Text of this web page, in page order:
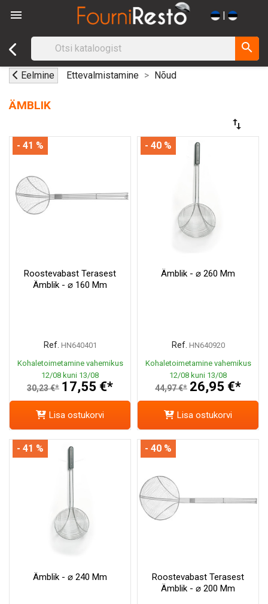
 |
search
Eelmine Ettevalmistamine Nõud
ÄMBLIK
swap_vert
Roostevabast Terasest
Ämblik - ⌀ 160 Mm
Ref. HN640401
Kohaletoimetamine vahemikus
12/08 kuni 13/08
30,23 €* 17,55 €*
- 41 %
Lisa ostukorvi
Ämblik - ⌀ 260 Mm
Ref. HN640920
Kohaletoimetamine vahemikus
12/08 kuni 13/08
44,97 €* 26,95 €*
- 40 %
Lisa ostukorvi
Ämblik - ⌀ 240 Mm
- 41 %
Roostevabast Terasest
Ämblik - ⌀ 200 Mm
- 40 %